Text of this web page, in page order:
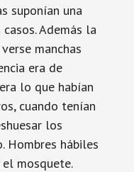
suponían una
Además la
manchas
era de
lo que habían
cuando tenían
los
Hombres hábiles
mosquete.